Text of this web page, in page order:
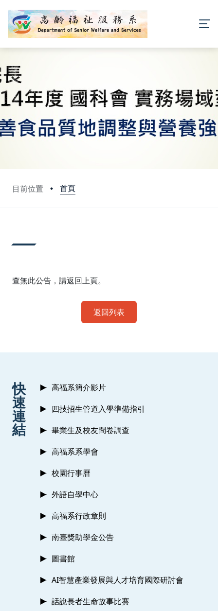
目前位置 首頁
查無此公告，請返回上頁。
返回列表
快
速
連
結
高福系簡介影片
四技招生管道入學準備指引
畢業生及校友問卷調查
高福系系學會
校園行事曆
外語自學中心
高福系行政章則
南臺獎助學金公告
圖書館
AI智慧產業發展與人才培育國際研討會
話說長者生命故事比賽